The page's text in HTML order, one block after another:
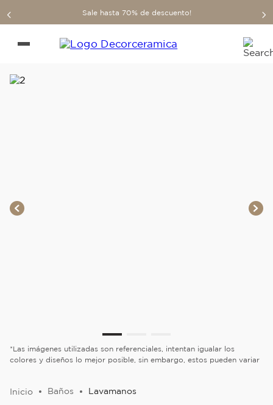
Sale hasta 70% de descuento!
*Las imágenes utilizadas son referenciales, intentan igualar los
colores y diseños lo mejor posible, sin embargo, estos pueden variar
Baños Lavamanos